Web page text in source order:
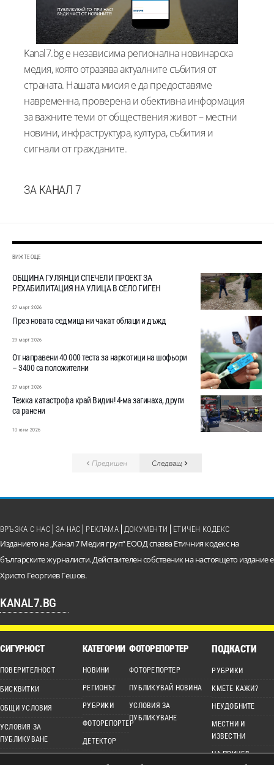
Kanal7.bg е независима регионална новинарска
медия, която отразява актуалните събития от
страната. Нашата мисия е да предоставяме
навременна, проверена и обективна информация
за важните теми от обществения живот – местни
новини, инфраструктура, култура, събития и
сигнали от гражданите.
ЗА КАНАЛ 7
ВИЖТЕ ОЩЕ
ОБЩИНА ГУЛЯНЦИ СПЕЧЕЛИ ПРОЕКТ ЗА
РЕХАБИЛИТАЦИЯ НА УЛИЦА В СЕЛО ГИГЕН
27 март 2026
През новата седмица ни чакат облаци и дъжд
29 март 2026
От направени 40 000 теста за наркотици на шофьори
– 3400 са положителни
27 март 2026
Тежка катастрофа край Видин! 4-ма загинаха, други
са ранени
10 юни 2026
Предишен Следващ
Изданието на „Канал 7 Медия груп“ ЕООД спазва Етичния кодекс на
българските журналисти. Действителен собственик на настоящето издание е
Христо Георгиев Гешов.
KANAL7.BG
ВРЪЗКА С НАС ЗА НАС РЕКЛАМА ДОКУМЕНТИ ЕТИЧЕН КОДЕКС
СИГУРНОСТ
ПОВЕРИТЕЛНОСТ
БИСКВИТКИ
ОБЩИ УСЛОВИЯ
УСЛОВИЯ ЗА
ПУБЛИКУВАНЕ
КАТЕГОРИИ
НОВИНИ
РЕГИОНЪТ
РУБРИКИ
ФОТОРЕПОРТЕР
ДЕТЕКТОР
ФОТОРЕПОРТЕР
ФОТОРЕПОРТЕР
ПУБЛИКУВАЙ НОВИНА
УСЛОВИЯ ЗА
ПУБЛИКУВАНЕ
ПОДКАСТИ
РУБРИКИ
КМЕТЕ КАЖИ?
НЕУДОБНИТЕ
МЕСТНИ И
ИЗВЕСТНИ
НА ПРИЦЕЛ